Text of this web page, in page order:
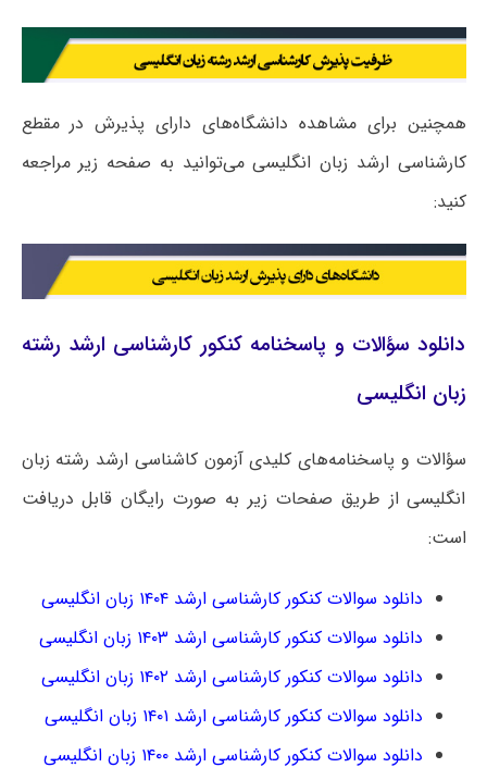
همچنین برای مشاهده دانشگاه‌های دارای پذیرش در مقطع
کارشناسی ارشد زبان انگلیسی می‌توانید به صفحه زیر مراجعه
کنید:
دانلود سؤالات و پاسخنامه کنکور کارشناسی ارشد رشته
زبان انگلیسی
سؤالات و پاسخنامه‌های کلیدی آزمون کاشناسی ارشد رشته زبان
انگلیسی از طریق صفحات زیر به صورت رایگان قابل دریافت
است:
دانلود سوالات کنکور کارشناسی ارشد ۱۴۰۴ زبان انگلیسی
دانلود سوالات کنکور کارشناسی ارشد ۱۴۰۳ زبان انگلیسی
دانلود سوالات کنکور کارشناسی ارشد ۱۴۰۲ زبان انگلیسی
دانلود سوالات کنکور کارشناسی ارشد ۱۴۰۱ زبان انگلیسی
دانلود سوالات کنکور کارشناسی ارشد ۱۴۰۰ زبان انگلیسی